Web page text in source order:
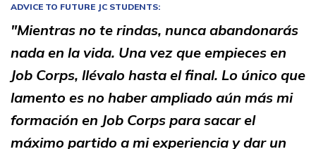
Ver más ...
Aprender más
Estudiantes
Padres/Influenciadores
ADVICE TO FUTURE JC STUDENTS:
"Mientras no te rindas, nunca abandonarás
nada en la vida. Una vez que empieces en
Job Corps, llévalo hasta el final. Lo único que
lamento es no haber ampliado aún más mi
formación en Job Corps para sacar el
máximo partido a mi experiencia y dar un